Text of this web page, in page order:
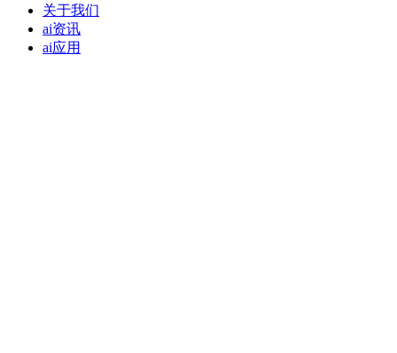
关于我们
ai资讯
ai应用